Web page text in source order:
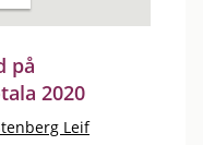
på
2020
Leif